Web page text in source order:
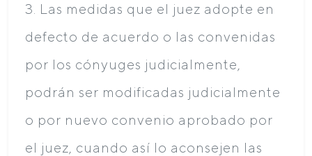
3. Las medidas que el juez adopte en
defecto de acuerdo o las convenidas
por los cónyuges judicialmente,
podrán ser modificadas judicialmente
o por nuevo convenio aprobado por
el juez, cuando así lo aconsejen las